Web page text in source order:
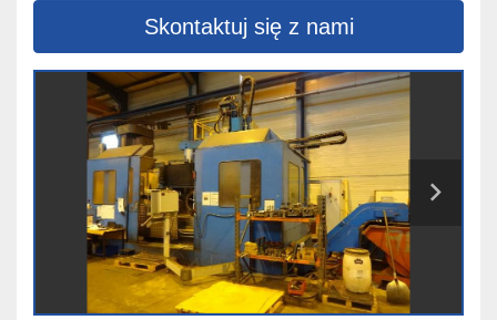
Skontaktuj się z nami